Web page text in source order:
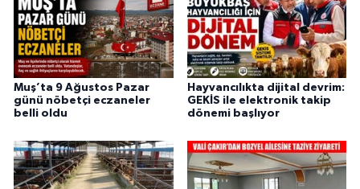
Muş’ta 9 Ağustos Pazar
günü nöbetçi eczaneler
belli oldu
Hayvancılıkta dijital devrim:
GEKİS ile elektronik takip
dönemi başlıyor